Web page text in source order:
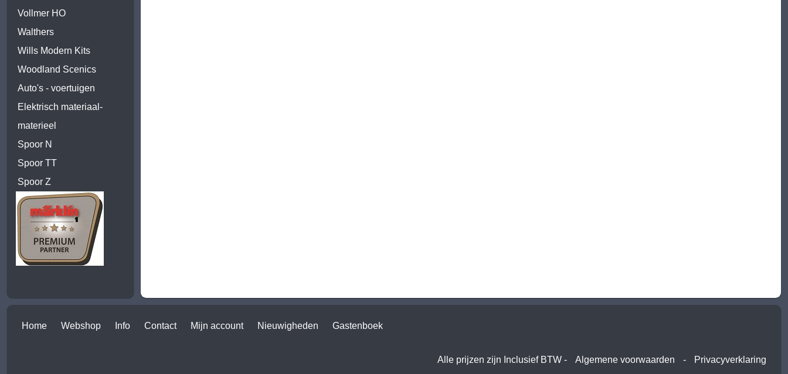
Vollmer HO
Walthers
Wills Modern Kits
Woodland Scenics
Auto's - voertuigen
Elektrisch materiaal-
materieel
Spoor N
Spoor TT
Spoor Z
Home Webshop Info Contact Mijn account Nieuwigheden Gastenboek
Alle prijzen zijn Inclusief BTW - Algemene voorwaarden - Privacyverklaring